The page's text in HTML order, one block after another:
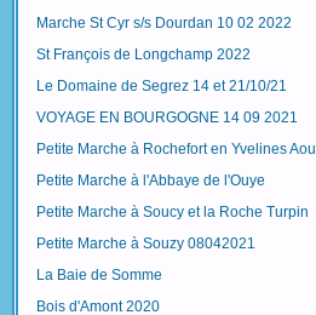
Marche St Cyr s/s Dourdan 10 02 2022
St François de Longchamp 2022
Le Domaine de Segrez 14 et 21/10/21
VOYAGE EN BOURGOGNE 14 09 2021
Petite Marche à Rochefort en Yvelines
Petite Marche à l'Abbaye de l'Ouye
Petite Marche à Soucy et la Roche Turpin
Petite Marche à Souzy 08042021
La Baie de Somme
Bois d'Amont 2020